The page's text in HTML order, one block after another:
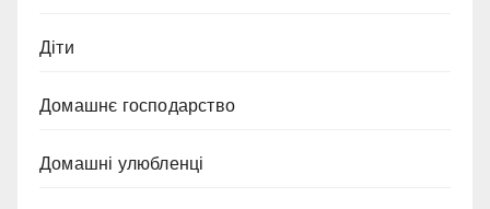
Діти
Домашнє господарство
Домашні улюбленці